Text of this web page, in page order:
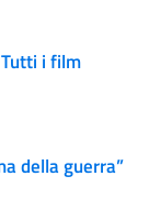
i film
della guerra”